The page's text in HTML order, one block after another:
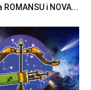
i NOVA...